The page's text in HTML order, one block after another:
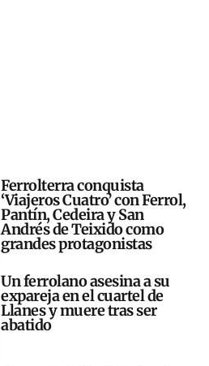
Ferrolterra conquista
‘Viajeros Cuatro’ con Ferrol,
Pantín, Cedeira y San
Andrés de Teixido como
grandes protagonistas
Un ferrolano asesina a su
expareja en el cuartel de
Llanes y muere tras ser
abatido